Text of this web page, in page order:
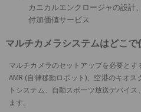
カニカルエンクロージャの設計
付加価値サービス
マルチカメラシステムはどこで
マルチカメラのセットアップを必要とす
AMR (自律移動ロボット)、空港のキオ
トシステム、自動スポーツ放送デバイ
ます。